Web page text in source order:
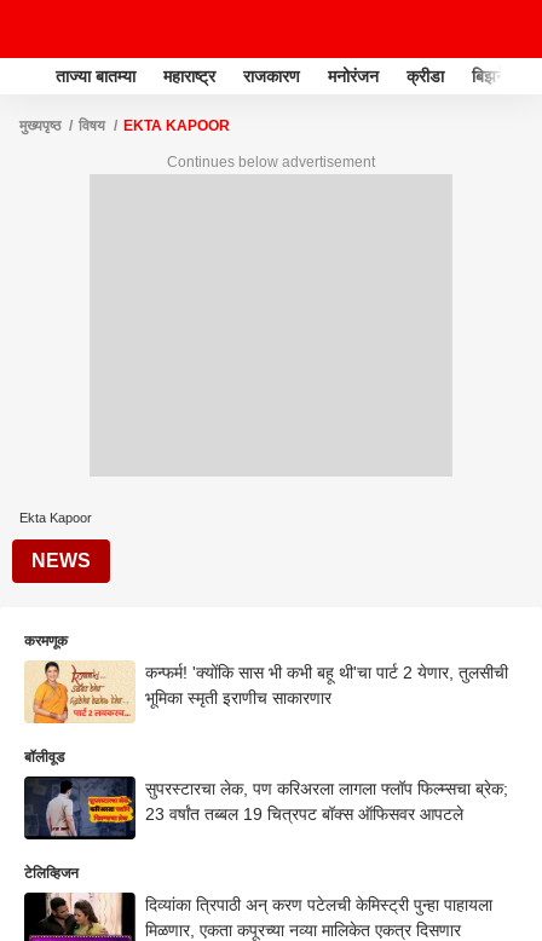
ताज्या बातम्या महाराष्ट्र राजकारण मनोरंजन क्रीडा बिझनेस
मुख्यपृष्ठ विषय EKTA KAPOOR
Continues below advertisement
Ekta Kapoor
NEWS
करमणूक
कन्फर्म! 'क्योंकि सास भी कभी बहू थी'चा पार्ट 2 येणार, तुलसीची
भूमिका स्मृती इराणीच साकारणार
बॉलीवूड
सुपरस्टारचा लेक, पण करिअरला लागला फ्लॉप फिल्म्सचा ब्रेक;
23 वर्षांत तब्बल 19 चित्रपट बॉक्स ऑफिसवर आपटले
टेलिव्हिजन
दिव्यांका त्रिपाठी अन् करण पटेलची केमिस्ट्री पुन्हा पाहायला
मिळणार, एकता कपूरच्या नव्या मालिकेत एकत्र दिसणार